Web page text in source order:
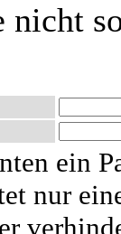
nicht
ein
nur